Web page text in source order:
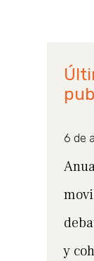
6 de
y